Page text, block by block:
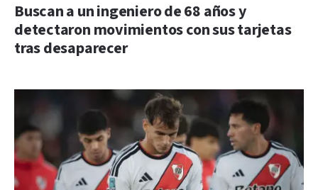
Buscan a un ingeniero de 68 años y
detectaron movimientos con sus tarjetas
tras desaparecer